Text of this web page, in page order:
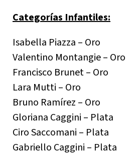
Categorías Infantiles:
Isabella Piazza – Oro
Valentino Montangie – Oro
Francisco Brunet – Oro
Lara Mutti – Oro
Bruno Ramírez – Oro
Gloriana Caggini – Plata
Ciro Saccomani – Plata
Gabriello Caggini – Plata